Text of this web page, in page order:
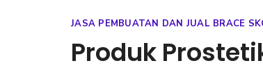
JASA PEMBUATAN DAN JUAL BRACE
Produk